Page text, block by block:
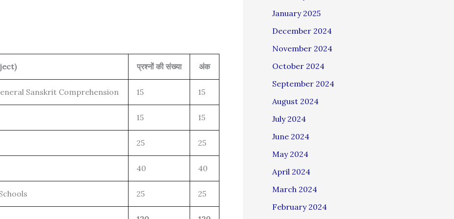
प्रश्नों की संख्या अंक
Sanskrit Comprehension 15 15
15 15
25 25
40 40
25 25
January 2025
December 2024
November 2024
October 2024
September 2024
August 2024
July 2024
June 2024
May 2024
April 2024
March 2024
February 2024